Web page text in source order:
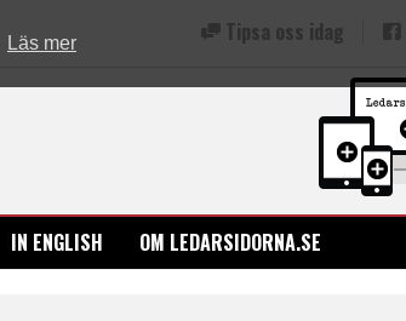
Läs mer Tipsa oss idag
IN ENGLISH OM LEDARSIDORNA.SE